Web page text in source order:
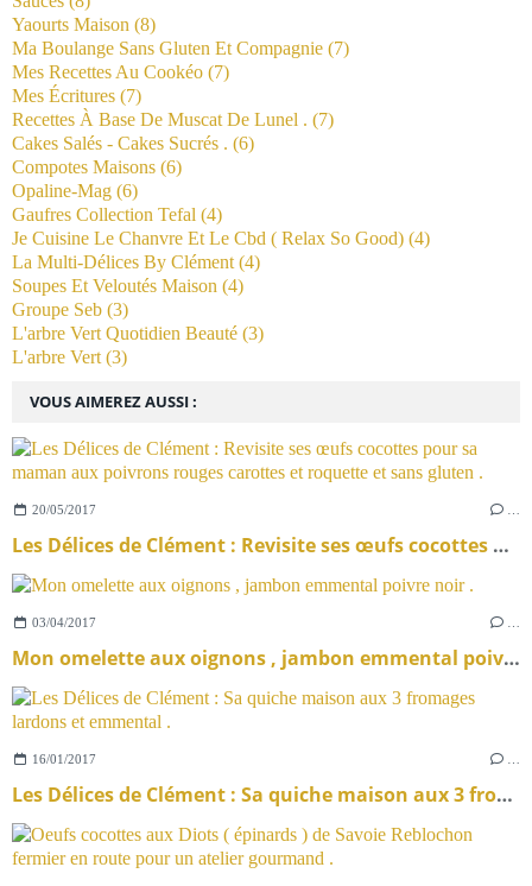
VOUS AIMEREZ AUSSI :
20/05/2017
Les Délices de Clément : Revisite ses œufs cocottes pour sa maman aux poivrons rouges carottes et roquette et sans gluten .
03/04/2017
Mon omelette aux oignons , jambon emmental poivre noir .
16/01/2017
Les Délices de Clément : Sa quiche maison aux 3 fromages lardons et emmental .
Yaourts Maison (8)
Ma Boulange Sans Gluten Et Compagnie (7)
Mes Recettes Au Cookéo (7)
Mes Écritures (7)
Recettes À Base De Muscat De Lunel . (7)
Cakes Salés - Cakes Sucrés . (6)
Compotes Maisons (6)
Opaline-Mag (6)
Gaufres Collection Tefal (4)
Je Cuisine Le Chanvre Et Le Cbd ( Relax So Good) (4)
La Multi-Délices By Clément (4)
Soupes Et Veloutés Maison (4)
Groupe Seb (3)
L'arbre Vert Quotidien Beauté (3)
L'arbre Vert (3)